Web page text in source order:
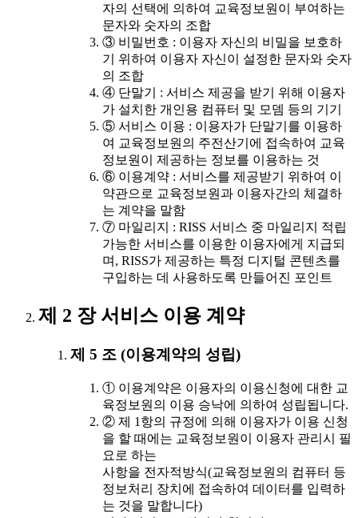
자의 선택에 의하여 교육정보원이 부여하는
문자와 숫자의 조합
③ 비밀번호 : 이용자 자신의 비밀을 보호하
기 위하여 이용자 자신이 설정한 문자와 숫자
의 조합
④ 단말기 : 서비스 제공을 받기 위해 이용자
가 설치한 개인용 컴퓨터 및 모뎀 등의 기기
⑤ 서비스 이용 : 이용자가 단말기를 이용하
여 교육정보원의 주전산기에 접속하여 교육
정보원이 제공하는 정보를 이용하는 것
⑥ 이용계약 : 서비스를 제공받기 위하여 이
약관으로 교육정보원과 이용자간의 체결하
는 계약을 말함
⑦ 마일리지 : RISS 서비스 중 마일리지 적립
가능한 서비스를 이용한 이용자에게 지급되
며, RISS가 제공하는 특정 디지털 콘텐츠를
구입하는 데 사용하도록 만들어진 포인트
제 2 장 서비스 이용 계약
제 5 조 (이용계약의 성립)
① 이용계약은 이용자의 이용신청에 대한 교
육정보원의 이용 승낙에 의하여 성립됩니다.
② 제 1항의 규정에 의해 이용자가 이용 신청
을 할 때에는 교육정보원이 이용자 관리시 필
요로 하는
사항을 전자적방식(교육정보원의 컴퓨터 등
정보처리 장치에 접속하여 데이터를 입력하
는 것을 말합니다)